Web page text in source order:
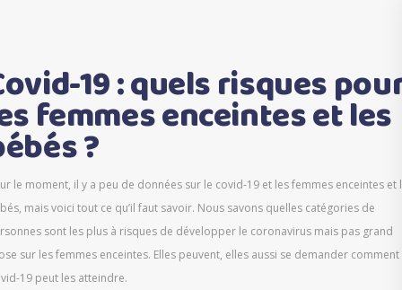
19 : quels risques
femmes enceintes et les
?
le moment, il y a peu de données sur le covid-19 et les femmes enceintes et
mais voici tout ce qu’il faut savoir. Nous savons quelles catégories de
sont les plus à risques de développer le coronavirus mais pas grand
sur les femmes enceintes. Elles peuvent, elles aussi se demander comment
19 peut les atteindre.